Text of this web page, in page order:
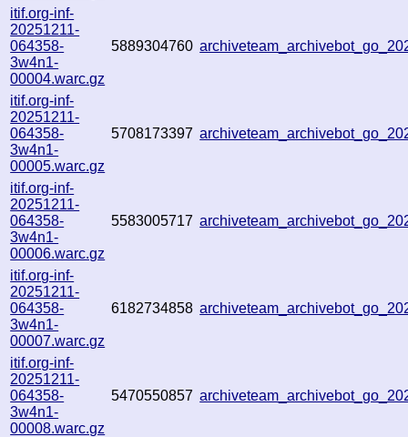
itif.org-inf-
20251211-
064358-
3w4n1-
00004.warc.gz
5889304760
itif.org-inf-
20251211-
064358-
3w4n1-
00005.warc.gz
5708173397
itif.org-inf-
20251211-
064358-
3w4n1-
00006.warc.gz
5583005717
itif.org-inf-
20251211-
064358-
3w4n1-
00007.warc.gz
6182734858
itif.org-inf-
20251211-
064358-
3w4n1-
00008.warc.gz
5470550857